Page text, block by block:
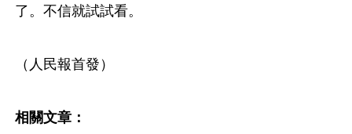
了。不信就試試看。
（人民報首發）
相關文章：